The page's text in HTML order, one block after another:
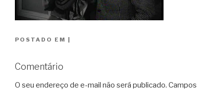
POSTADO EM |
Comentário
O seu endereço de e-mail não será publicado. Campos